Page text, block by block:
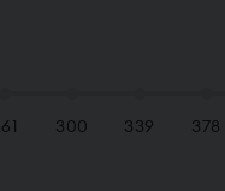
300 339 378